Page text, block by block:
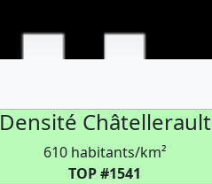
Densité Châtellerault
610 habitants/km²
TOP #1541